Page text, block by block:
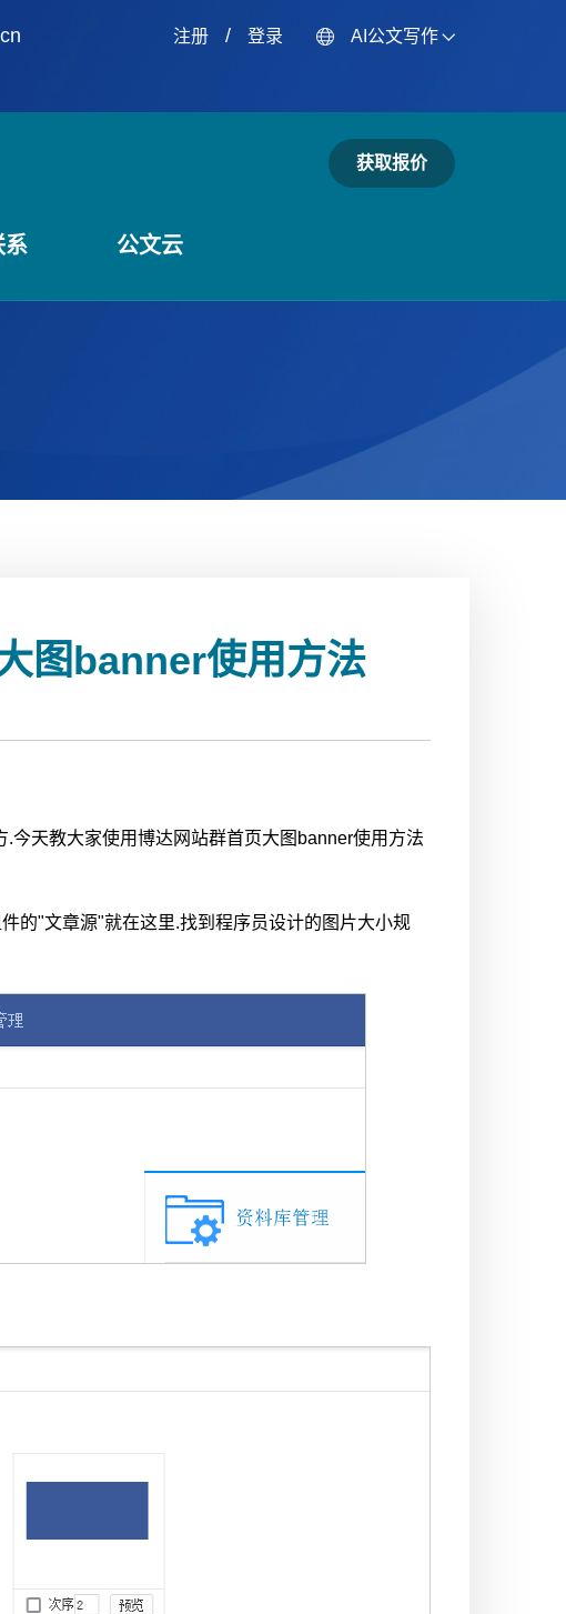
注册/ 登录 AI公文写作
系 公文云
获取报价
图banner使用方法
今天教大家使用博达网站群首页大图banner使用方法
的"文章源"就在这里.找到程序员设计的图片大小规